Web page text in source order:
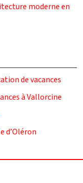
moderne en
de vacances
à Vallorcine
d’Oléron